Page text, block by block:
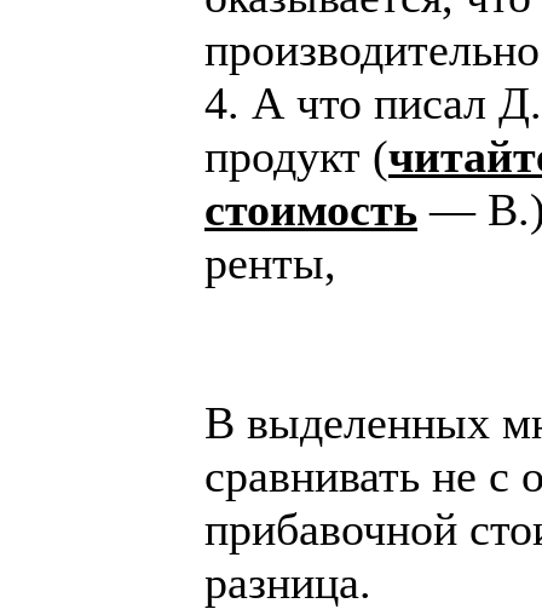
4. А что писал
продукт (
стоимость — В.),
ренты,
В выделенных
сравнивать не с
прибавочной
разница.